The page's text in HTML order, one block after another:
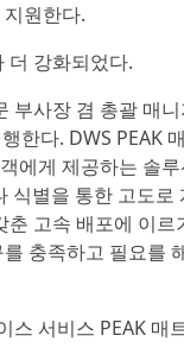
원한다.
더 강화되었다.
부사장 겸 총괄 매
한다. DWS PEAK
에게 제공하는 솔
식별을 통한 고도
고속 배포에 이
충족하고 필요를
스 서비스 PEAK